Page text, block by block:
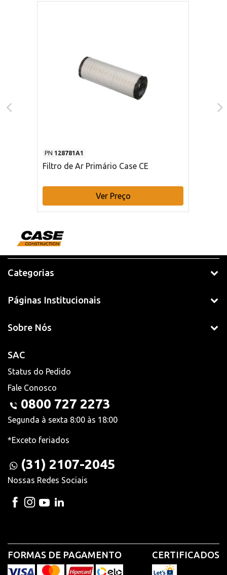
PN 128781A1
Filtro de Ar Primário Case CE
Ver Preço
Categorias
Páginas Institucionais
Sobre Nós
SAC
Status do Pedido
Fale Conosco
0800 727 2273
Segunda à sexta 8:00 às 18:00
*Exceto feriados
(31) 2107-2045
Nossas Redes Sociais
FORMAS DE PAGAMENTO CERTIFICADOS